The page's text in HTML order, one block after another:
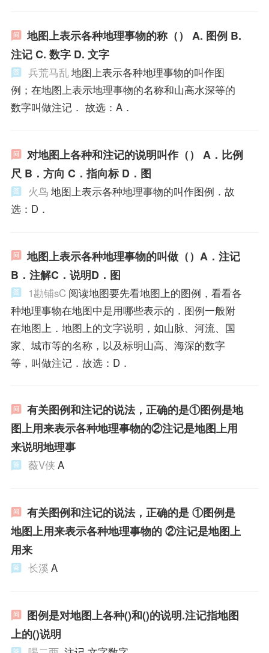
地图上表示各种地理事物的称（） A. 图例 B.
注记 C. 数字 D. 文字
兵荒马乱地图上表示各种地理事物的叫作图
例；在地图上表示地理事物的名称和山高水深等的
数字叫做注记． 故选：A．
对地图上各种和注记的说明叫作（） A．比例
尺 B．方向 C．指向标 D．图
火鸟 地图上表示各种地理事物的叫作图例．故
选：D．
地图上表示各种地理事物的叫做（）A．注记
B．注解C．说明D．图
1勘铺sC 阅读地图要先看地图上的图例，看看各
种地理事物在地图中是用哪些表示的．图例一般附
在地图上．地图上的文字说明，如山脉、河流、国
家、城市等的名称，以及标明山高、海深的数字
等，叫做注记．故选：D．
有关图例和注记的说法，正确的是①图例是地
图上用来表示各种地理事物的②注记是地图上用
来说明地理事
薇V侠 A
有关图例和注记的说法，正确的是 ①图例是
地图上用来表示各种地理事物的 ②注记是地图上
用来
长溪 A
图例是对地图上各种()和()的说明.注记指地图
上的()说明